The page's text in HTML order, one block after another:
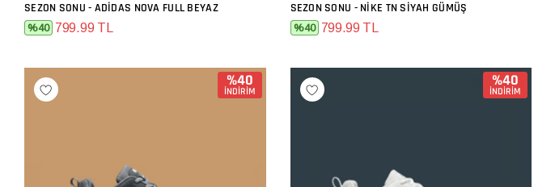
SEPETE EKLE
SEZON SONU - ADIDAS NOVA FULL BEYAZ
%40 799.99 TL
SEPETE EKLE
SEZON SONU - NIKE TN SIYAH GÜMÜŞ
%40 799.99 TL
%40
İNDİRİM
%40
İNDİRİM